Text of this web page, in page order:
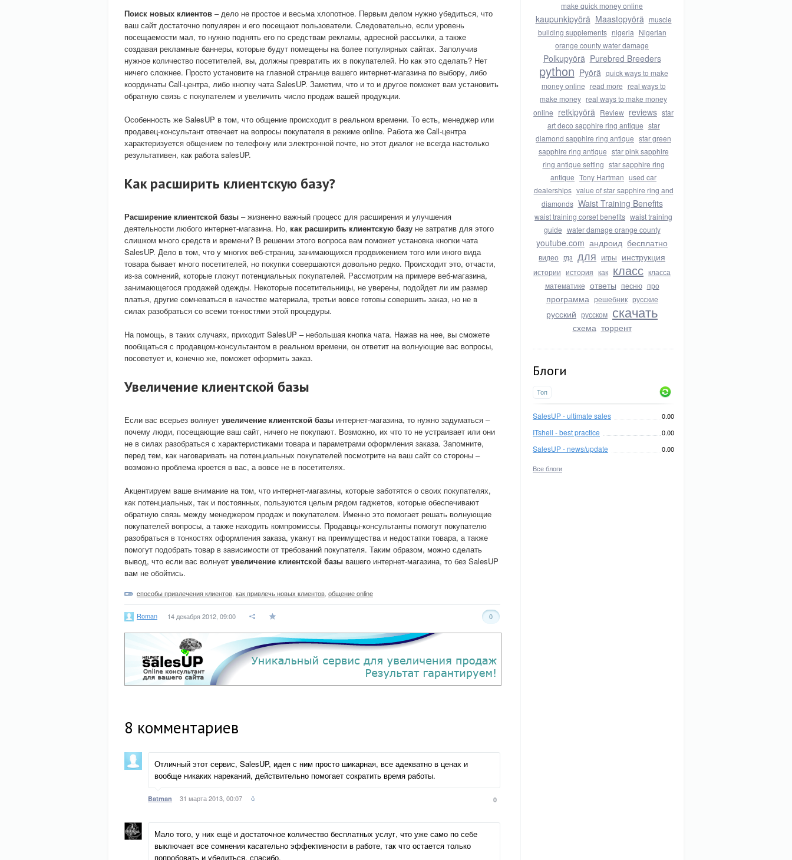
make quick money online
kaupunkipyörä Maastopyörä muscle
building supplements nigeria Nigerian
orange county water damage
Polkupyörä Purebred Breeders
python Pyörä quick ways to make
money online read more real ways to
make money real ways to make money
online retkipyörä Review reviews star
art deco sapphire ring antique star
diamond sapphire ring antique star green
sapphire ring antique star pink sapphire
ring antique setting star sapphire ring
antique Tony Hartman used car
dealerships value of star sapphire ring and
diamonds Waist Training Benefits
waist training corset benefits waist training
guide water damage orange county
youtube.com андроид бесплатно
видео гдз для игры инструкция
истории история как класс класса
математике ответы песню про
программа решебник русские
русский русском скачать
схема торрент
Блоги
Топ
SalesUP - ultimate sales 0.00
ITshell - best practice 0.00
SalesUP - news/update 0.00
Все блоги
Поиск новых клиентов – дело не простое и весьма хлопотное. Первым делом нужно убедиться, что
ваш сайт достаточно популярен и его посещают пользователи. Следовательно, если уровень
посещаемости мал, то нужно поднять его по средствам рекламы, адресной рассылки, а также
создавая рекламные баннеры, которые будут помещены на более популярных сайтах. Заполучив
нужное количество посетителей, вы, должны превратить их в покупателей. Но как это сделать? Нет
ничего сложнее. Просто установите на главной странице вашего интернет-магазина по выбору, либо
координаты Call-центра, либо кнопку чата SalesUP. Заметим, что и то и другое поможет вам установить
обратную связь с покупателем и увеличить число продаж вашей продукции.
Особенность же SalesUP в том, что общение происходит в реальном времени. То есть, менеджер или
продавец-консультант отвечает на вопросы покупателя в режиме online. Работа же Call-центра
характеризуется общением по телефону или электронной почте, но этот диалог не всегда настолько
результативен, как работа salesUP.
Как расширить клиентскую базу?
Расширение клиентской базы – жизненно важный процесс для расширения и улучшения
деятельности любого интернет-магазина. Но, как расширить клиентскую базу не затратив для этого
слишком много средств и времени? В решении этого вопроса вам поможет установка кнопки чата
SalesUP. Дело в том, что у многих веб-страниц, занимающихся продвижением того или иного вида
товара бывает много посетителей, но покупки совершаются довольно редко. Происходит это, отчасти,
из-за сомнений, которые гложут потенциальных покупателей. Рассмотрим на примере веб-магазина,
занимающегося продажей одежды. Некоторые посетительницы, не уверены, подойдет ли им размер
платья, другие сомневаться в качестве материала, третьи вовсе готовы совершить заказ, но не в
силах разобраться со всеми тонкостями этой процедуры.
На помощь, в таких случаях, приходит SalesUP – небольшая кнопка чата. Нажав на нее, вы сможете
пообщаться с продавцом-консультантом в реальном времени, он ответит на волнующие вас вопросы,
посоветует и, конечно же, поможет оформить заказ.
Увеличение клиентской базы
Если вас всерьез волнует увеличение клиентской базы интернет-магазина, то нужно задуматься –
почему люди, посещающие ваш сайт, ничего не покупают. Возможно, их что то не устраивает или они
не в силах разобраться с характеристиками товара и параметрами оформления заказа. Запомните,
перед тем, как наговаривать на потенциальных покупателей посмотрите на ваш сайт со стороны –
возможно проблема кроется в вас, а вовсе не в посетителях.
Акцентируем ваше внимание на том, что интернет-магазины, которые заботятся о своих покупателях,
как потенциальных, так и постоянных, пользуются целым рядом гаджетов, которые обеспечивают
обратную связь между менеджером продаж и покупателем. Именно это помогает решать волнующие
покупателей вопросы, а также находить компромиссы. Продавцы-консультанты помогут покупателю
разобраться в тонкостях оформления заказа, укажут на преимущества и недостатки товара, а также
помогут подобрать товар в зависимости от требований покупателя. Таким образом, можно сделать
вывод, что если вас волнует увеличение клиентской базы вашего интернет-магазина, то без SalesUP
вам не обойтись.
cпособы привлечения клиентов как привлечь новых клиентов общение online
Roman 14 декабря 2012, 09:00 0
8 комментариев
Отличный этот сервис, SalesUP, идея с ним просто шикарная, все адекватно в ценах и
вообще никаких нареканий, действительно помогает сократить время работы.
Batman 31 марта 2013, 00:07 0
Мало того, у них ещё и достаточное количество бесплатных услуг, что уже само по себе
выключает все сомнения касательно эффективности в работе, так что остается только
попробовать и убедиться, спасибо.